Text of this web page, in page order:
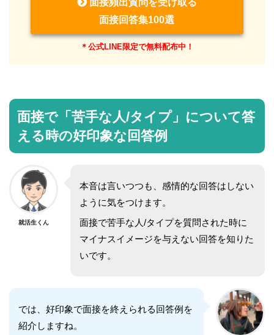
面接回答集100選
＊公式LINE限定で無料配布中！
面接で「苦手な人/タイプ」について答
える時の好印象な回答例
就活生くん
本音は言いつつも、感情的な回答はしない
ように気をつけます。
面接で苦手な人/タイプを質問された時に
マイナスイメージを与えない回答を知りた
いです。
では、好印象で面接を終えられる回答例を
紹介しますね。